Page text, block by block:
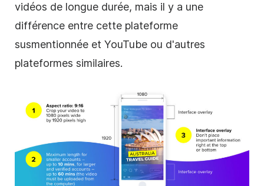
vidéos de longue durée, mais il y a une
différence entre cette plateforme
susmentionnée et YouTube ou d'autres
plateformes similaires.